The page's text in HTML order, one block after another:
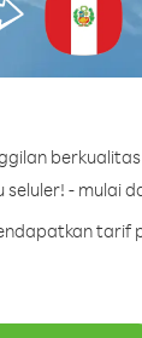
- mulai
tarif